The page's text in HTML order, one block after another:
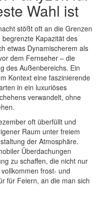
Wahl ist
stößt oft an die Grenzen
Kapazität des
etwas Dynamischerem als
dem Fernseher – die
des Außenbereichs. Ein
Kontext eine faszinierende
in ein luxuriöses
verwandelt, ohne
oft überfüllt und
Raum unter freiem
der Atmosphäre.
Überdachungen
zu schaffen, die nicht nur
frost- und
für Feiern, an die man sich